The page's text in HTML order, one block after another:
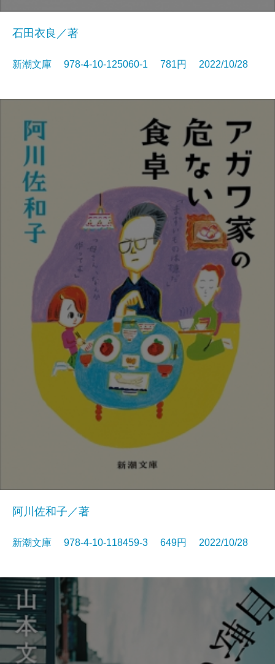
石田衣良／著
新潮文庫 978-4-10-125060-1 781円 2022/10/28
阿川佐和子／著
新潮文庫 978-4-10-118459-3 649円 2022/10/28